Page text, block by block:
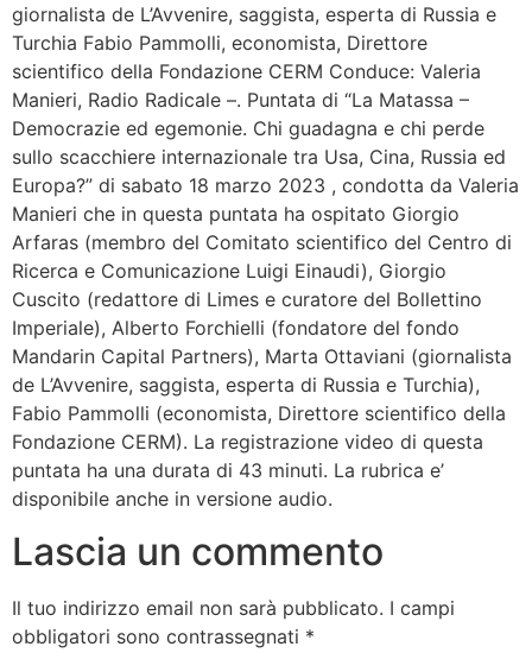
giornalista de L’Avvenire, saggista, esperta di Russia e
Turchia Fabio Pammolli, economista, Direttore
scientifico della Fondazione CERM Conduce: Valeria
Manieri, Radio Radicale –. Puntata di “La Matassa –
Democrazie ed egemonie. Chi guadagna e chi perde
sullo scacchiere internazionale tra Usa, Cina, Russia ed
Europa?” di sabato 18 marzo 2023 , condotta da Valeria
Manieri che in questa puntata ha ospitato Giorgio
Arfaras (membro del Comitato scientifico del Centro di
Ricerca e Comunicazione Luigi Einaudi), Giorgio
Cuscito (redattore di Limes e curatore del Bollettino
Imperiale), Alberto Forchielli (fondatore del fondo
Mandarin Capital Partners), Marta Ottaviani (giornalista
de L’Avvenire, saggista, esperta di Russia e Turchia),
Fabio Pammolli (economista, Direttore scientifico della
Fondazione CERM). La registrazione video di questa
puntata ha una durata di 43 minuti. La rubrica e’
disponibile anche in versione audio.
Lascia un commento
Il tuo indirizzo email non sarà pubblicato. I campi
obbligatori sono contrassegnati *